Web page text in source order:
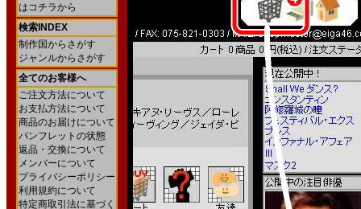
はコチラから
検索INDEX
制作国からさがす
ジャンルからさがす
全てのお客様へ
ご注文方法について
お支払方法について
商品のお届けについて
パンフレットの状態
返品・交換について
メンバーについて
プライバシーポリシー
利用規約について
特定商取引法に基づく